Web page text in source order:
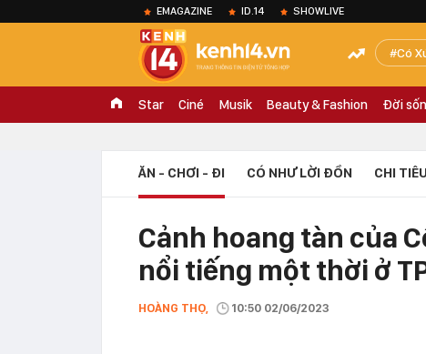
EMAGAZINE ID.14 SHOWLIVE
Có
Star Ciné Musik Beauty & Fashion Đời
ĂN - CHƠI - ĐI CÓ NHƯ LỜI ĐỒN CHI
Cảnh hoang tàn của
nổi tiếng một thời ở
HOÀNG THỌ, 10:50 02/06/2023